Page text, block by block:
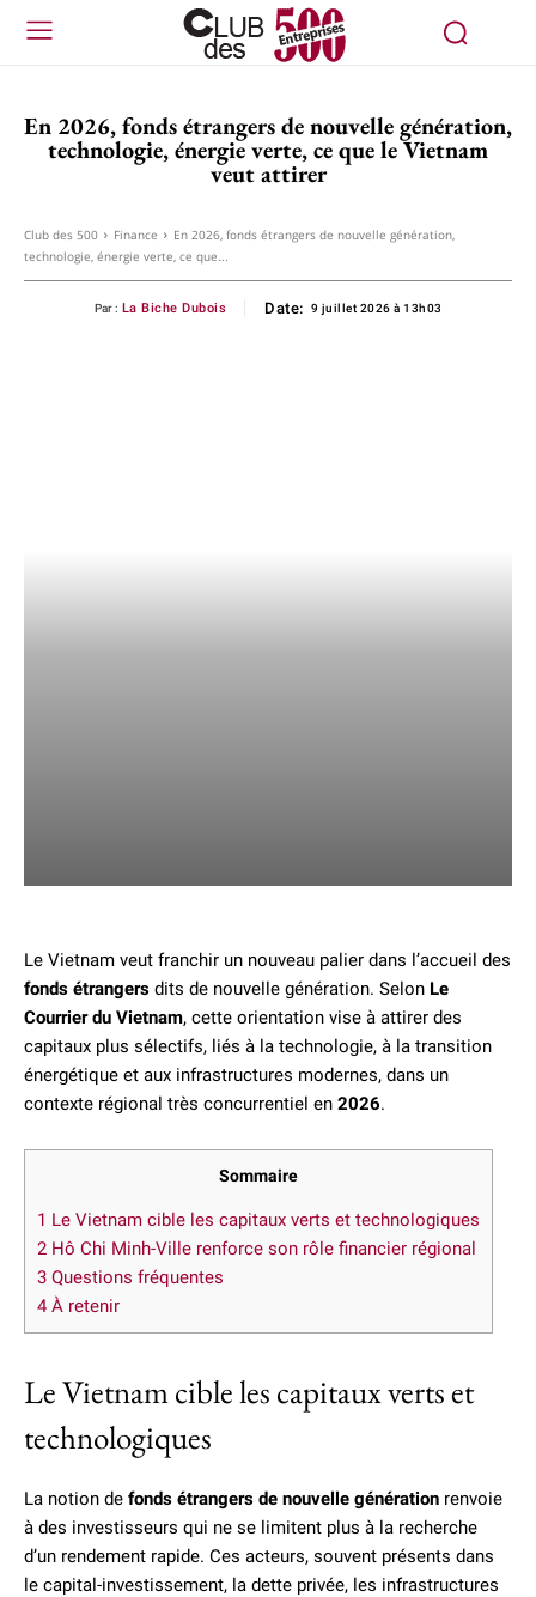
En 2026, fonds étrangers de nouvelle génération,
technologie, énergie verte, ce que le Vietnam
veut attirer
Club des 500 Finance
En 2026, fonds étrangers de nouvelle génération,
technologie, énergie verte, ce que...
Par : La Biche Dubois Date: 9 juillet 2026 à 13h03
Le Vietnam veut franchir un nouveau palier dans l’accueil des
fonds étrangers dits de nouvelle génération. Selon Le
Courrier du Vietnam, cette orientation vise à attirer des
capitaux plus sélectifs, liés à la technologie, à la transition
énergétique et aux infrastructures modernes, dans un
contexte régional très concurrentiel en 2026.
Sommaire
1 Le Vietnam cible les capitaux verts et technologiques
2 Hô Chi Minh-Ville renforce son rôle financier régional
3 Questions fréquentes
4 À retenir
Le Vietnam cible les capitaux verts et
technologiques
La notion de fonds étrangers de nouvelle génération renvoie
à des investisseurs qui ne se limitent plus à la recherche
d’un rendement rapide. Ces acteurs, souvent présents dans
le capital-investissement, la dette privée, les infrastructures